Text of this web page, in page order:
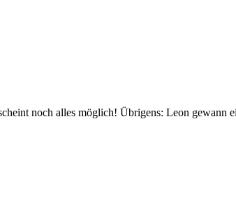
noch alles möglich! Übrigens: Leon gewann